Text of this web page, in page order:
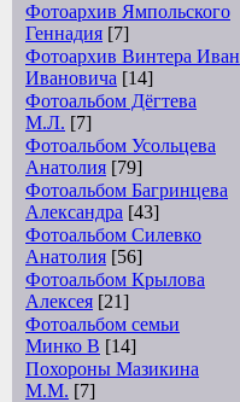
Фотоархив Ямпольского
Геннадия [7]
Фотоархив Винтера Иван
Ивановича [14]
Фотоальбом Дёгтева
М.Л. [7]
Фотоальбом Усольцева
Анатолия [79]
Фотоальбом Багринцева
Александра [43]
Фотоальбом Силевко
Анатолия [56]
Фотоальбом Крылова
Алексея [21]
Фотоальбом семьи
Минко В [14]
Похороны Мазикина
М.М. [7]